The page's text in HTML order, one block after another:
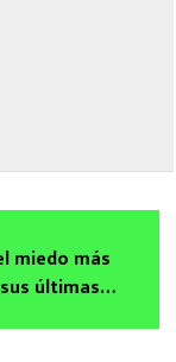
miedo más
últimas